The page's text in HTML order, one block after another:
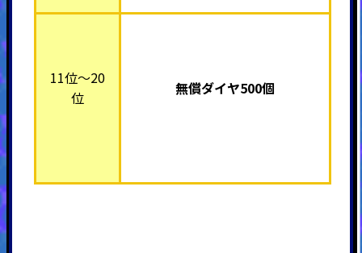
11位～20
位
無償ダイヤ500個